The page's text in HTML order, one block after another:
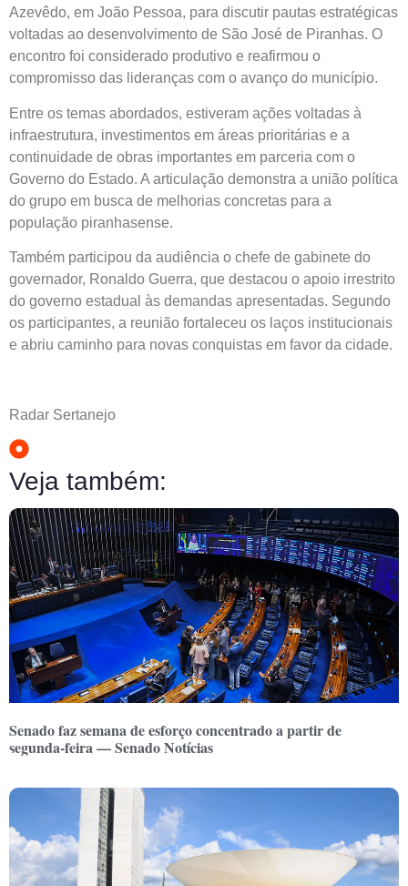
Azevêdo, em João Pessoa, para discutir pautas estratégicas
voltadas ao desenvolvimento de São José de Piranhas. O
encontro foi considerado produtivo e reafirmou o
compromisso das lideranças com o avanço do município.
Entre os temas abordados, estiveram ações voltadas à
infraestrutura, investimentos em áreas prioritárias e a
continuidade de obras importantes em parceria com o
Governo do Estado. A articulação demonstra a união política
do grupo em busca de melhorias concretas para a
população piranhasense.
Também participou da audiência o chefe de gabinete do
governador, Ronaldo Guerra, que destacou o apoio irrestrito
do governo estadual às demandas apresentadas. Segundo
os participantes, a reunião fortaleceu os laços institucionais
e abriu caminho para novas conquistas em favor da cidade.
Radar Sertanejo
Veja também:
Senado faz semana de esforço concentrado a partir de
segunda-feira — Senado Notícias